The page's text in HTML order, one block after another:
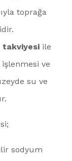
toprağa
takviyesi ile
ve
su ve
sodyum